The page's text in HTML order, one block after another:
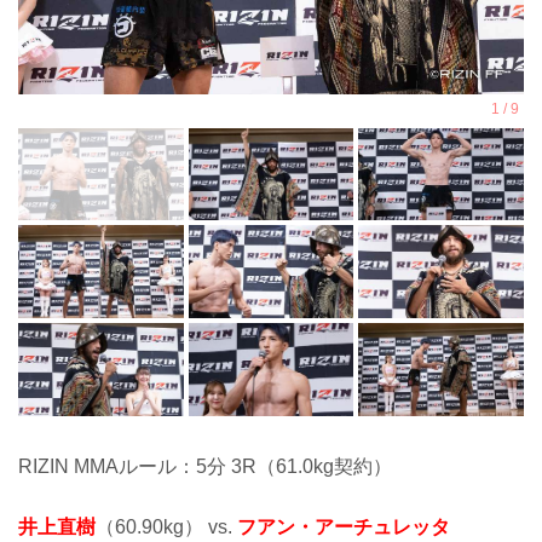
RIZIN MMAルール：5分 3R（61.0kg契約）
井上直樹 （60.90kg） vs. フアン・アーチュレッタ